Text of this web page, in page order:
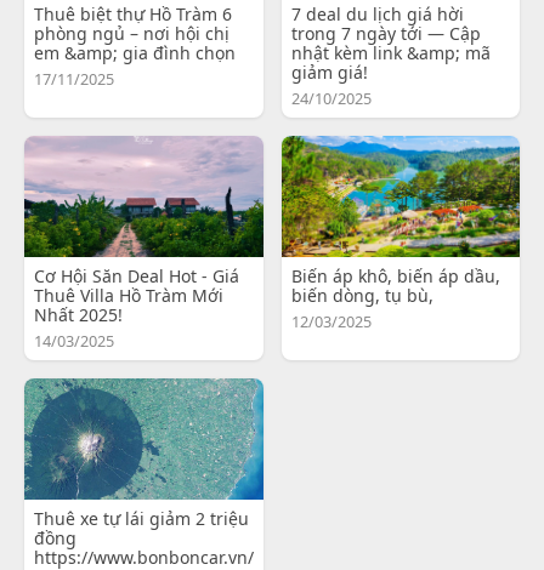
Thuê biệt thự Hồ Tràm 6
phòng ngủ – nơi hội chị
em &amp; gia đình chọn
17/11/2025
7 deal du lịch giá hời
trong 7 ngày tới — Cập
nhật kèm link &amp; mã
giảm giá!
24/10/2025
Cơ Hội Săn Deal Hot - Giá
Thuê Villa Hồ Tràm Mới
Nhất 2025!
14/03/2025
Biến áp khô, biến áp dầu,
biến dòng, tụ bù,
12/03/2025
Thuê xe tự lái giảm 2 triệu
đồng
https://www.bonboncar.vn/